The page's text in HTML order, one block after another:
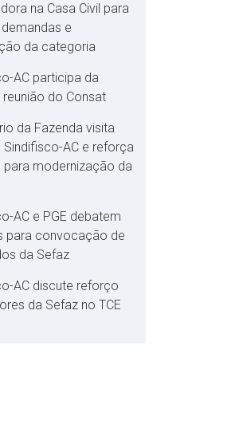
na Casa Civil para
e
da categoria
AC participa da
reunião do Consat
da Fazenda visita
Sindifisco-AC e reforça
para modernização da
AC e PGE debatem
para convocação de
da Sefaz
AC discute reforço
da Sefaz no TCE